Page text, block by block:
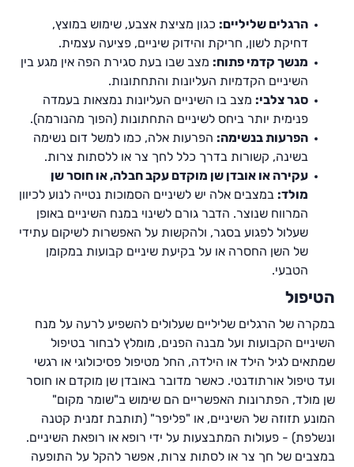
הרגלים שליליים: כגון מציצת אצבע, שימוש במוצץ,
דחיקת לשון, חריקת והידוק שיניים, פציעה עצמית.
מנשך קדמי פתוח: מצב שבו בעת סגירת הפה אין מגע בין
השיניים הקדמיות העליונות והתחתונות.
סגר צלבי: מצב בו השיניים העליונות נמצאות בעמדה
פנימית יותר ביחס לשיניים התחתונות (הפוך מהנורמה).
הפרעות בנשימה: הפרעות אלה, כמו למשל דום נשימה
בשינה, קשורות בדרך כלל לחך צר או ללסתות צרות.
עקירה או אובדן שן מוקדם עקב חבלה, או חוסר שן
מולד: במצבים אלה יש לשיניים הסמוכות נטייה לנוע לכיוון
המרווח שנוצר. הדבר גורם לשינוי במנח השיניים באופן
שעלול לפגוע בסגר, ולהקשות על האפשרות לשיקום עתידי
של השן החסרה או על בקיעת שיניים קבועות במקומן
הטבעי.
הטיפול
במקרה של הרגלים שליליים שעלולים להשפיע לרעה על מנח
השיניים הקבועות ועל מבנה הפנים, מומלץ לבחור בטיפול
שמתאים לגיל הילד או הילדה, החל מטיפול פסיכולוגי או רגשי
ועד טיפול אורתודנטי. כאשר מדובר באובדן שן מוקדם או חוסר
שן מולד, הפתרונות האפשריים הם שימוש ב"שומר מקום"
המונע תזוזה של השיניים, או "פליפר" (תותבת זמנית קטנה
ונשלפת) - פעולות המתבצעות על ידי רופא או רופאת השיניים.
במצבים של חך צר או לסתות צרות, אפשר להקל על התופעה